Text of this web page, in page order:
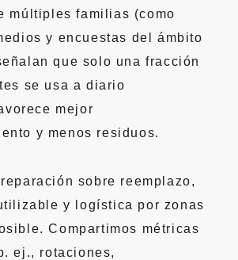
múltiples familias (como
y encuestas del ámbito
que solo una fracción
se usa a diario
mejor
y menos residuos.
sobre reemplazo,
y logística por zonas
Compartimos métricas
ej., rotaciones,